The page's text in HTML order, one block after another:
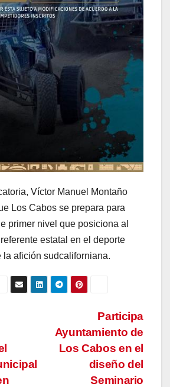
Víctor Manuel Montaño
Los Cabos se prepara para
primer nivel que posiciona al
estatal en el deporte
la afición sudcaliforniana.
Participa
Ayuntamiento de
Los Cabos en el
diseño del
Seminario